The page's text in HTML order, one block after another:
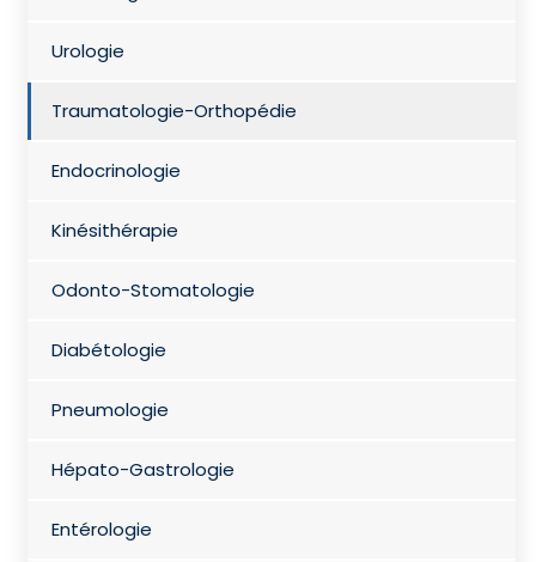
Urologie
Traumatologie-Orthopédie
Endocrinologie
Kinésithérapie
Odonto-Stomatologie
Diabétologie
Pneumologie
Hépato-Gastrologie
Entérologie